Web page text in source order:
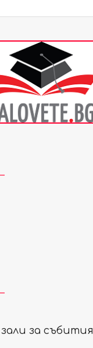
за събития